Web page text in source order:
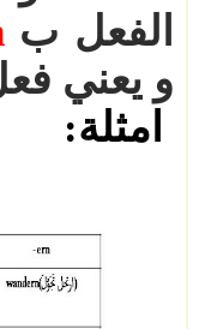
الفعل ب
و يعني
امثلة: